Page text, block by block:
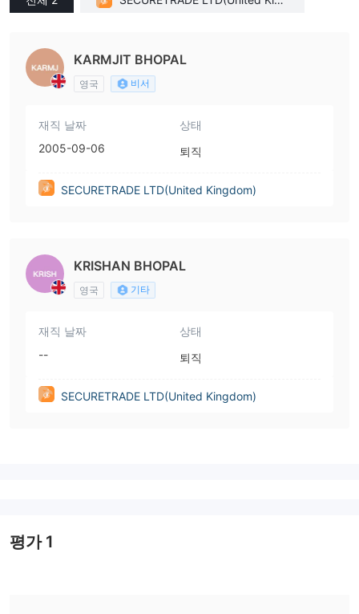
KARMJIT BHOPAL
영국 비서
재직 날짜
2005-09-06
상태
퇴직
SECURETRADE LTD(United Kingdom)
KRISHAN BHOPAL
영국 기타
재직 날짜
--
상태
퇴직
SECURETRADE LTD(United Kingdom)
평가1